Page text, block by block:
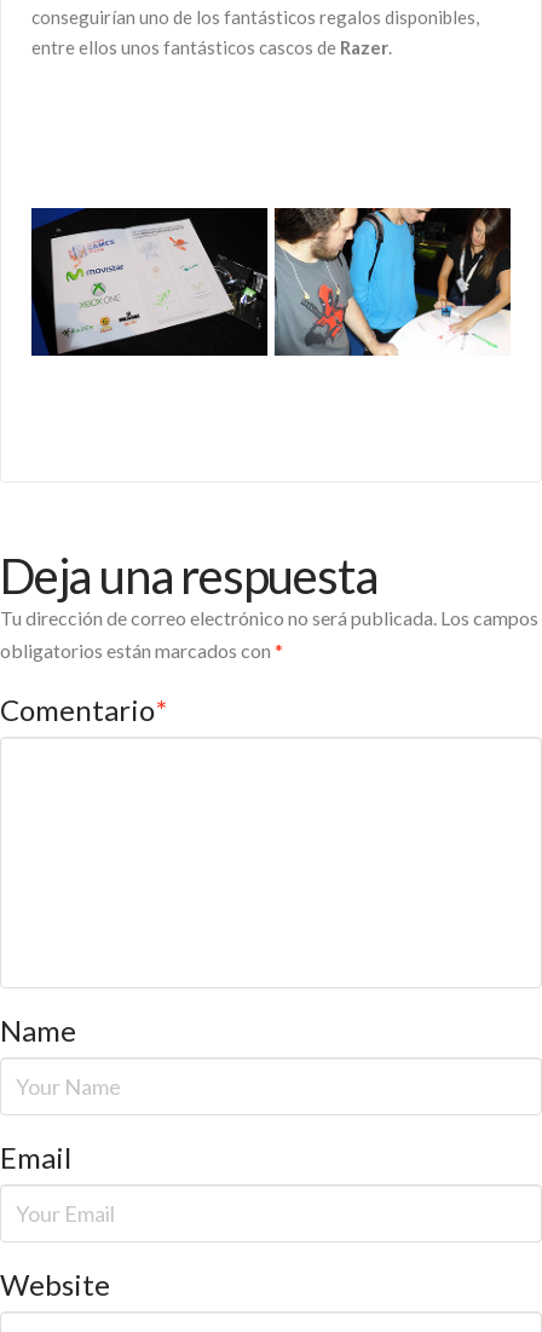
conseguirían uno de los fantásticos regalos disponibles,
entre ellos unos fantásticos cascos de Razer.
Deja una respuesta
Tu dirección de correo electrónico no será publicada. Los campos
obligatorios están marcados con *
Comentario*
Name
Email
Website